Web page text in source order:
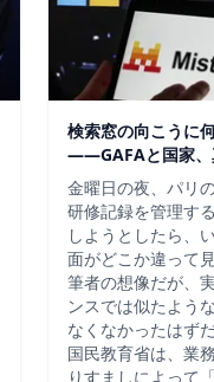
検索窓の向こうに
——GAFAと国家、
金曜日の夜、パリ
研修記録を管理す
しようとしたら、
面がどこか違って
筆者の想像だが、
ンスでは似たよう
なくなかったはず
国民教育省は、業
りすましによって